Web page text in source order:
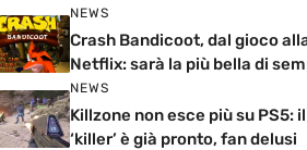
NEWS
Crash Bandicoot, dal gioco
Netflix: sarà la più bella di
NEWS
Killzone non esce più su PS5:
‘killer’ è già pronto, fan delusi